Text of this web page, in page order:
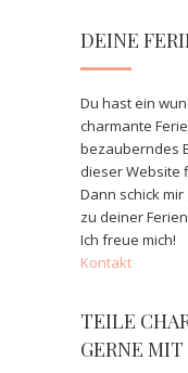
DEINE
Du hast ein
charmante
bezauberndes
dieser Website
Dann schick
zu deiner
Ich freue mich!
Kontakt
TEILE
GERNE